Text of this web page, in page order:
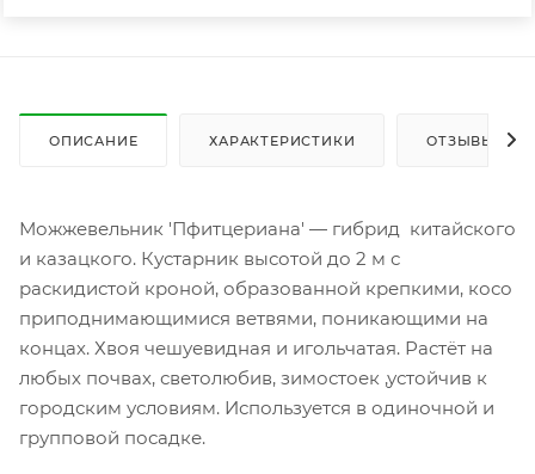
ОПИСАНИЕ ХАРАКТЕРИСТИКИ ОТЗЫВЫ
Можжевельник 'Пфитцериана' — гибрид китайского
и казацкого. Кустарник высотой до 2 м с
раскидистой кроной, образованной крепкими, косо
приподнимающимися ветвями, поникающими на
концах. Хвоя чешуевидная и игольчатая. Растёт на
любых почвах, светолюбив, зимостоек ,устойчив к
городским условиям. Используется в одиночной и
групповой посадке.